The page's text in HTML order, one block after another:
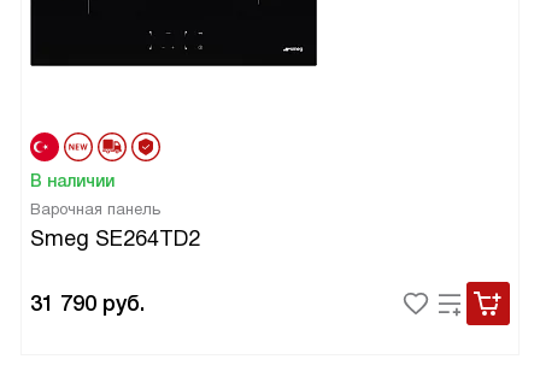
В наличии
Варочная панель
Smeg SE264TD2
31 790 руб.